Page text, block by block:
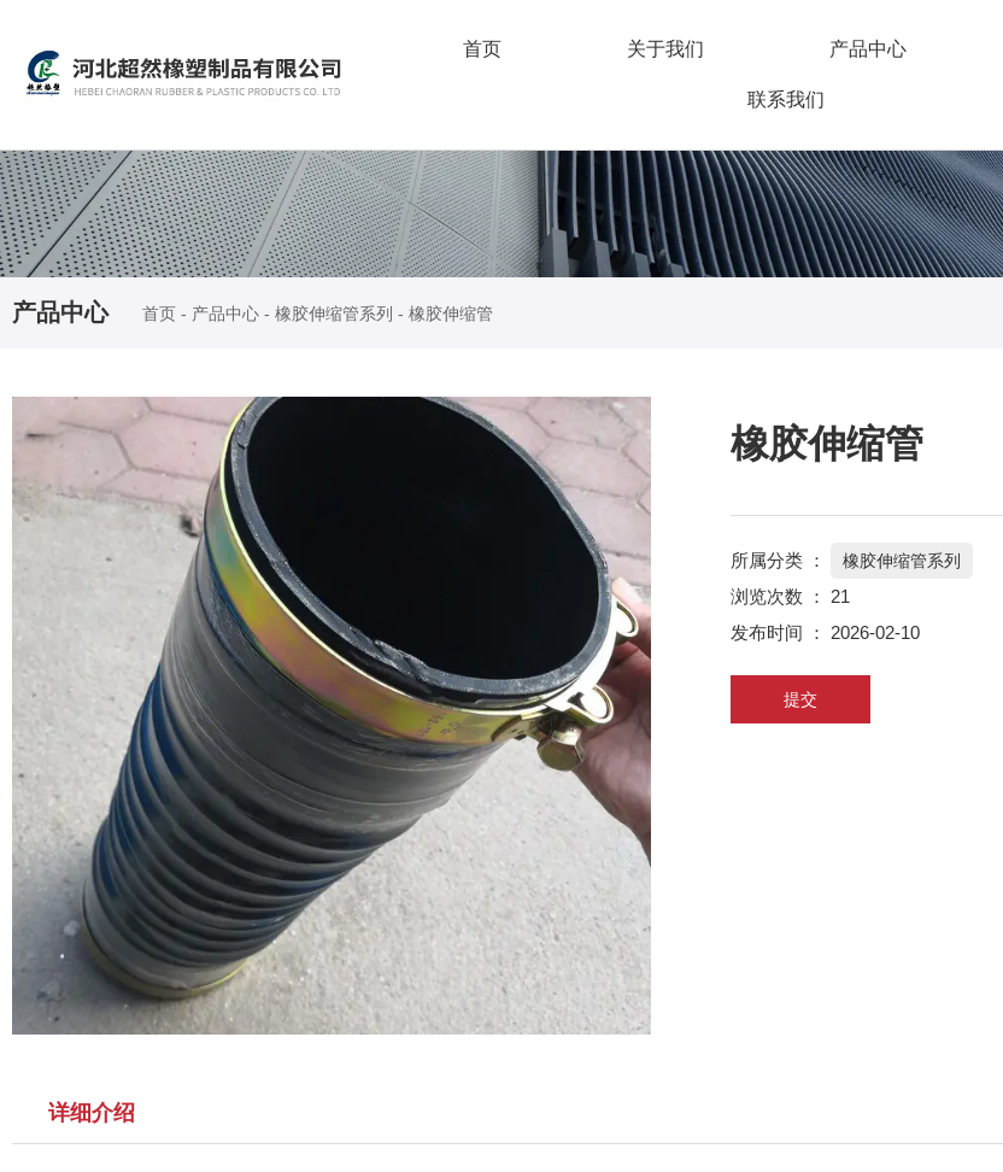
首页 关于我们 产品中心
联系我们
产品中心 首页 - 产品中心 - 橡胶伸缩管系列 - 橡胶伸缩管
橡胶伸缩管
所属分类 ： 橡胶伸缩管系列
浏览次数 ： 21
发布时间 ： 2026-02-10
提交
详细介绍